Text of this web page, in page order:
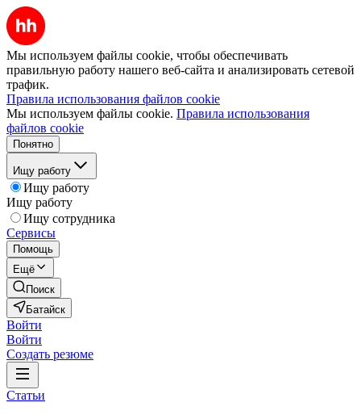
Мы используем файлы cookie, чтобы обеспечивать
правильную работу нашего веб-сайта и анализировать сетевой
трафик.
Правила использования файлов cookie
Мы используем файлы cookie. Правила использования
файлов cookie
Понятно
Ищу работу
Ищу работу
Ищу работу
Ищу сотрудника
Сервисы
Помощь
Ещё
Поиск
Батайск
Войти
Войти
Создать резюме
Статьи